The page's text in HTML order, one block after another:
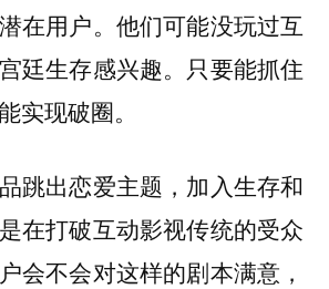
在用户。他们可能没玩过互
廷生存感兴趣。只要能抓住
实现破圈。
跳出恋爱主题，加入生存和
在打破互动影视传统的受众
会不会对这样的剧本满意，